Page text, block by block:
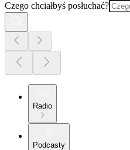
Czego chciałbyś posłuchać?
Radio
Podcasty